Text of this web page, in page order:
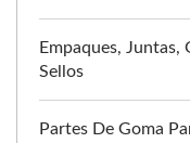
Empaques, Juntas,
Sellos
Partes De Goma